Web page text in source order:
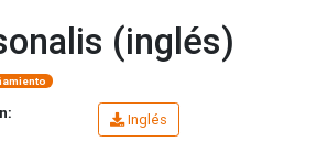
(inglés)
Inglés